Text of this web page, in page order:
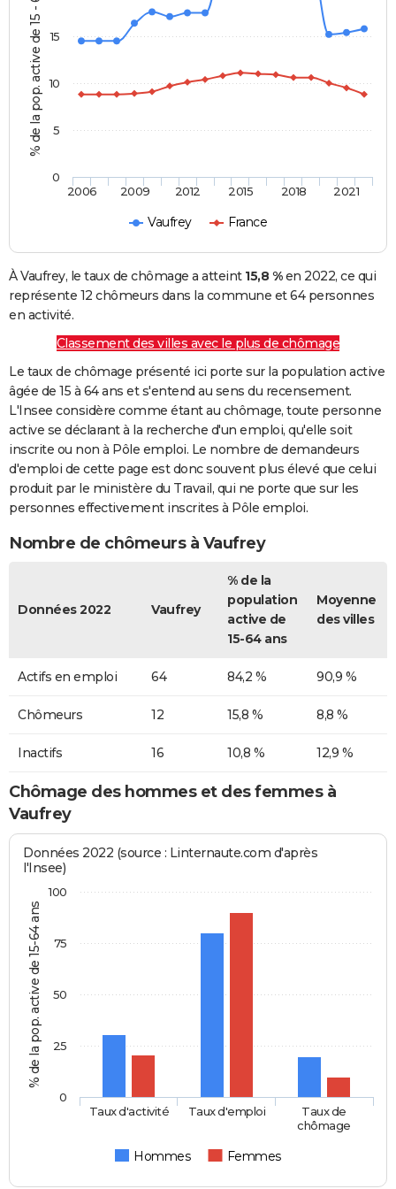
% de la pop. active de 15 - 64 ans
Vaufrey France
2006 2009 2012 2015 2018 2021
0
5
10
15
À Vaufrey, le taux de chômage a atteint 15,8 %en 2022, ce qui
représente 12 chômeurs dans la commune et 64 personnes
en activité.
Classement des villes avec le plus de chômage
Le taux de chômage présenté ici porte sur la population active
âgée de 15 à 64 ans et s'entend au sens du recensement.
L'Insee considère comme étant au chômage, toute personne
active se déclarant à la recherche d'un emploi, qu'elle soit
inscrite ou non à Pôle emploi. Le nombre de demandeurs
d'emploi de cette page est donc souvent plus élevé que celui
produit par le ministère du Travail, qui ne porte que sur les
personnes effectivement inscrites à Pôle emploi.
Nombre de chômeurs à Vaufrey
Données 2022 Vaufrey
% de la
population
active de
15-64 ans
Moyenne
des villes
Actifs en emploi 64 84,2 % 90,9 %
Chômeurs 12 15,8 % 8,8 %
Inactifs 16 10,8 % 12,9 %
Chômage des hommes et des femmes à
Vaufrey
% de la pop. active de 15-64 ans
Données 2022 (source : Linternaute.com d'après
l'Insee)
Hommes Femmes
Taux d'activité Taux d'emploi
Taux de
chômage
0
25
50
75
100